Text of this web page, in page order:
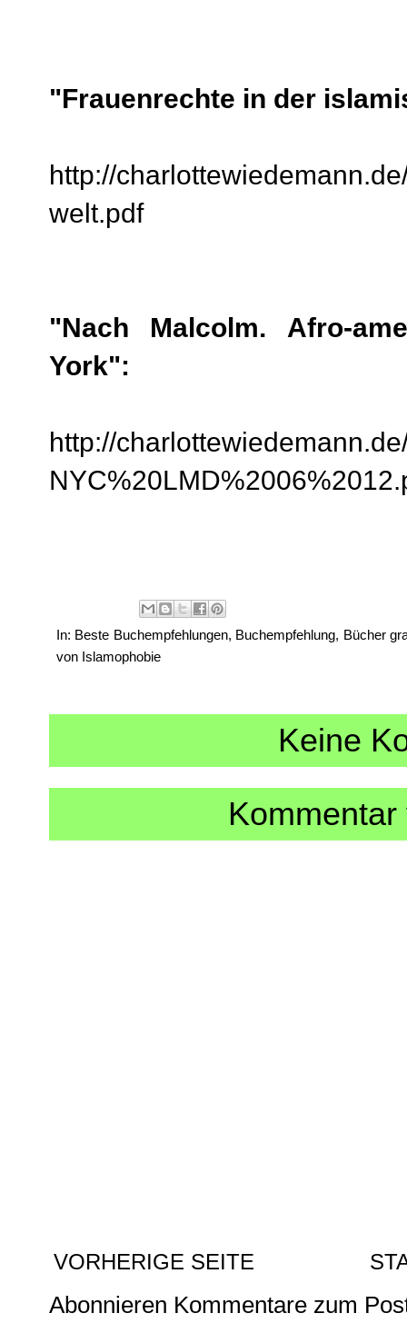
"Frauenrechte in der
http://
welt.pdf
"Nach Malcolm.
York":
http://
In: Beste Buchempfehlungen, Buchempfehlung, Bücher
von Islamophobie
Keine
VORHERIGE SEITE
Abonnieren Kommentare zum